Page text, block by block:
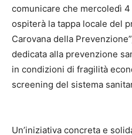
comunicare che mercoledì
ospiterà la tappa locale del
Carovana della
dedicata alla prevenzione
in condizioni di fragilità
screening del sistema
Un’iniziativa concreta e